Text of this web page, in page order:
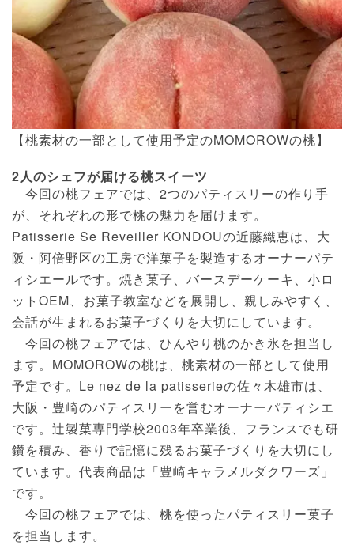
【桃素材の一部として使用予定のMOMOROWの桃】
2人のシェフが届ける桃スイーツ
今回の桃フェアでは、2つのパティスリーの作り手
が、それぞれの形で桃の魅力を届けます。
Patisserie Se Reveiller KONDOUの近藤織恵は、大
阪・阿倍野区の工房で洋菓子を製造するオーナーパテ
ィシエールです。焼き菓子、バースデーケーキ、小ロ
ットOEM、お菓子教室などを展開し、親しみやすく、
会話が生まれるお菓子づくりを大切にしています。
今回の桃フェアでは、ひんやり桃のかき氷を担当し
ます。MOMOROWの桃は、桃素材の一部として使用
予定です。Le nez de la patisserieの佐々木雄市は、
大阪・豊崎のパティスリーを営むオーナーパティシエ
です。辻製菓専門学校2003年卒業後、フランスでも研
鑽を積み、香りで記憶に残るお菓子づくりを大切にし
ています。代表商品は「豊崎キャラメルダクワーズ」
です。
今回の桃フェアでは、桃を使ったパティスリー菓子
を担当します。